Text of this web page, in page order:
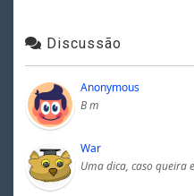
Discussão
Anonymous
B m
War
Uma dica, caso queira